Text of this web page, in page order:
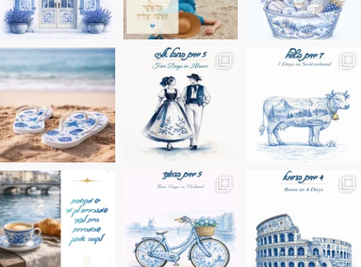
בחבל אלזס צרפת
בחופשה שבו הכל נהיה פשוט יותר. החול, הי
Instagram post
Instagram post 17994326828955248